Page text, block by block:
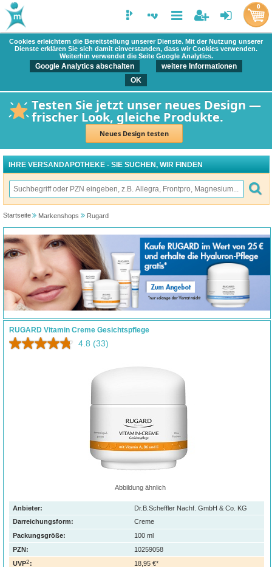
Cookies erleichtern die Bereitstellung unserer Dienste. Mit der Nutzung unserer
Dienste erklären Sie sich damit einverstanden, dass wir Cookies verwenden.
Weiterhin verwendet die Seite Google Analytics.
Google Analytics abschalten
weitere Informationen
OK
Testen Sie jetzt unser neues Design —
frischer Look, gleiche Produkte.
Neues Design testen
0
IHRE VERSANDAPOTHEKE - SIE SUCHEN, WIR FINDEN
Startseite Markenshops Rugard
RUGARD Vitamin Creme Gesichtspflege
4.8 (33)
Abbildung ähnlich
Anbieter:
Dr.B.Scheffler Nachf. GmbH & Co. KG
Darreichungsform:
Creme
Packungsgröße:
100 ml
PZN:
10259058
UVP2: 18,95 €*